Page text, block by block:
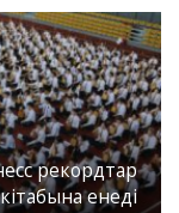
рекордтар
кітабына енеді